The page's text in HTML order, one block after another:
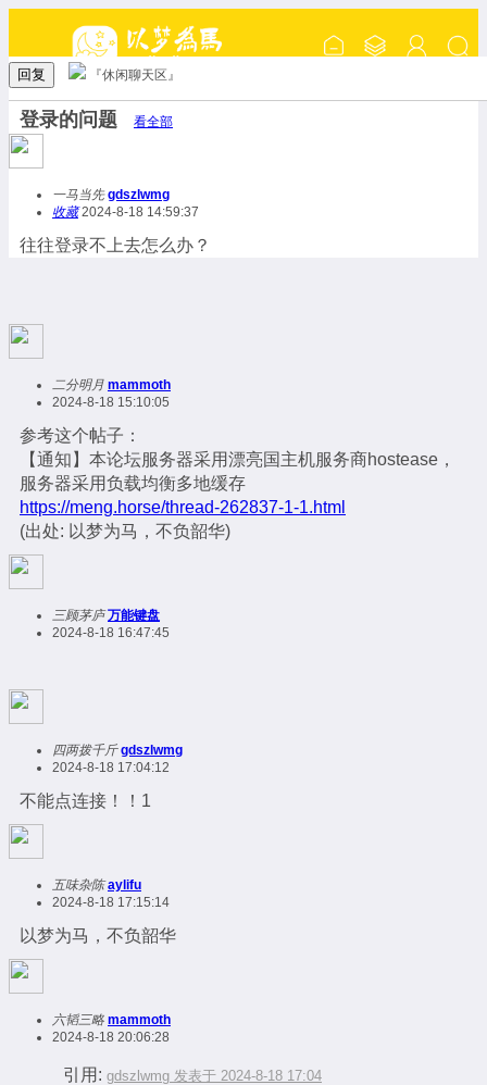
回复 『休闲聊天区』
登录的问题 看全部
一马当先 gdszlwmg
收藏2024-8-18 14:59:37
往往登录不上去怎么办？
二分明月 mammoth
2024-8-18 15:10:05
参考这个帖子：
【通知】本论坛服务器采用漂亮国主机服务商hostease，
服务器采用负载均衡多地缓存
https://meng.horse/thread-262837-1-1.html
(出处: 以梦为马，不负韶华)
三顾茅庐 万能键盘
2024-8-18 16:47:45
四两拨千斤 gdszlwmg
2024-8-18 17:04:12
不能点连接！！1
五味杂陈 aylifu
2024-8-18 17:15:14
以梦为马，不负韶华
六韬三略 mammoth
2024-8-18 20:06:28
引用: gdszlwmg 发表于 2024-8-18 17:04